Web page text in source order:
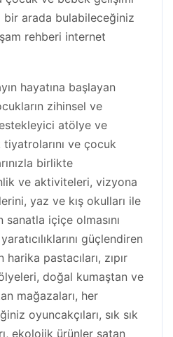
arada bulabileceğiniz
rehberi internet
hayatına başlayan
zihinsel ve
atölye ve
ve çocuk
birlikte
ve aktiviteleri, vizyona
yaz ve kış okulları ile
sanatla içiçe olmasını
güçlendiren
harika pastacıları, zıpır
doğal kumaştan ve
mağazaları, her
oyuncakçıları, sık sık
ekolojik ürünler satan